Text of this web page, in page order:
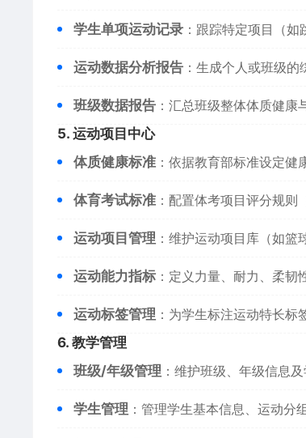
​学生单项运动记录​ ：跟踪特定项目（如
​运动数据分析报告​ ：生成个人或班级的
​班级数据报告​ ：汇总班级整体体质健康
​5. 运动项目中心​
​体质健康标准​ ：依据教育部标准设定健
​体育考试标准​ ：配置体考项目评分规则
​运动项目管理​ ：维护运动项目库（如篮
​运动能力指标​ ：定义力量、耐力、柔韧
​运动标签管理​ ：为学生标注运动特长标
​6. 教学管理​
​班级/年级管理​ ：维护班级、年级信息及
​学生管理​ ：管理学生基本信息、运动分